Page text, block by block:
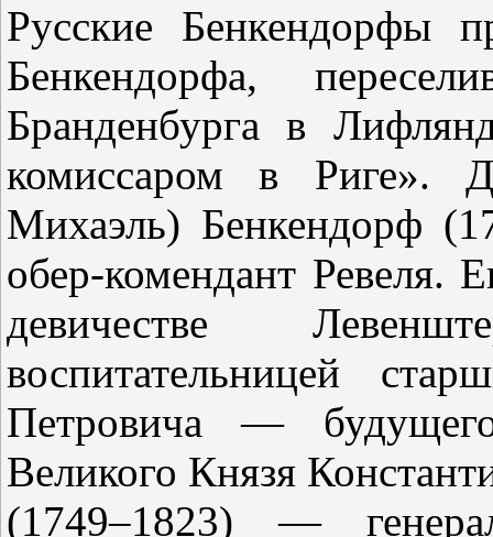
Русские Бенкендорфы
Бенкендорфа,
Бранденбурга в
комиссаром в Риге».
Михаэль) Бенкендорф
обер-комендант Ревеля.
девичестве
воспитательницей
Петровича —
Великого Князя
(1749–1823) —